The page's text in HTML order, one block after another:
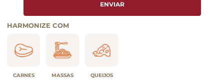
ENVIAR
HARMONIZE COM
CARNES MASSAS QUEIJOS